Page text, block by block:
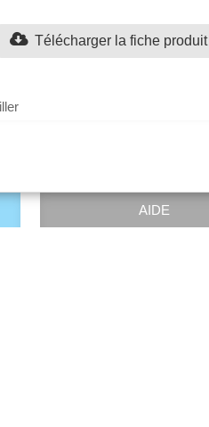
Télécharger la fiche produit
AIDE